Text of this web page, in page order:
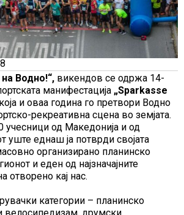
на Водно!“, викендов се одржа 14-
манифестација „Sparkasse
која и оваа година го претвори Водно
рекреативна сцена во земјата.
учесници од Македонија и од
уште еднаш ја потврди својата
организирано планинско
и еден од најзначајните
отворено кај нас.
категории – планинско
велосипедизам, друмски